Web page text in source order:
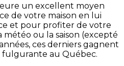
un excellent moyen
de votre maison en lui
et pour profiter de votre
ou la saison (excepté
ces derniers gagnent
au Québec.